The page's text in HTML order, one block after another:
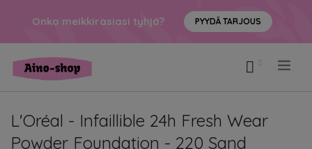
Onko meikkirasiasi tyhjä? PYYDÄ TARJOUS
L'Oréal - Infaillible 24h Fresh Wear
Powder Foundation - 220 Sand